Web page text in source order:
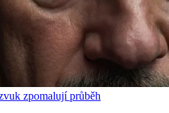
zpomalují průběh